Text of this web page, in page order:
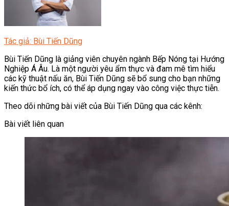
Tác giả: Bùi Tiến Dũng
Bùi Tiến Dũng là giảng viên chuyên ngành Bếp Nóng tại Hướng
Nghiệp Á Âu. Là một người yêu ẩm thực và đam mê tìm hiểu
các kỹ thuật nấu ăn, Bùi Tiến Dũng sẽ bổ sung cho bạn những
kiến thức bổ ích, có thể áp dụng ngay vào công việc thực tiễn.
Theo dõi những bài viết của Bùi Tiến Dũng qua các kênh:
Bài viết liên quan